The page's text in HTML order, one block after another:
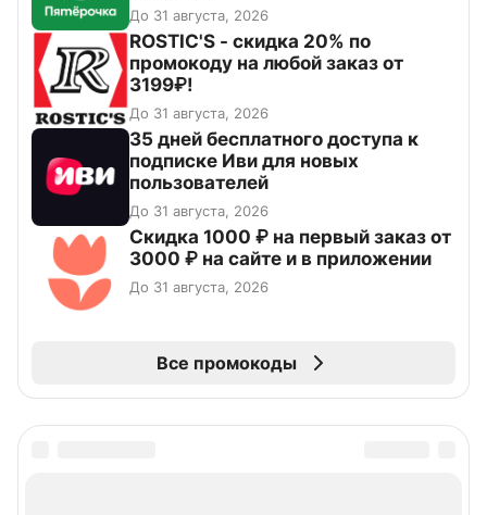
До 31 августа, 2026
ROSTIC'S - скидка 20% по
промокоду на любой заказ от
3199₽!
До 31 августа, 2026
35 дней бесплатного доступа к
подписке Иви для новых
пользователей
До 31 августа, 2026
Скидка 1000 ₽ на первый заказ от
3000 ₽ на сайте и в приложении
До 31 августа, 2026
Все промокоды